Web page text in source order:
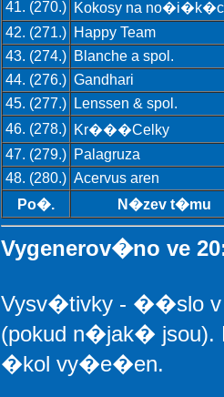
41. (270.)
Kokosy na
42. (271.)
Happy Team
43. (274.)
Blanche a spol.
44. (276.) Gandhari
45. (277.)
Lenssen & spol.
46. (278.)
Kr���Celky
47. (279.)
Palagruza
48. (280.) Acervus aren
Po�.
N�zev t�mu
Vygenerov�no ve
Vysv�tivky - ��slo
(pokud n�jak� jsou).
�kol vy�e�en.